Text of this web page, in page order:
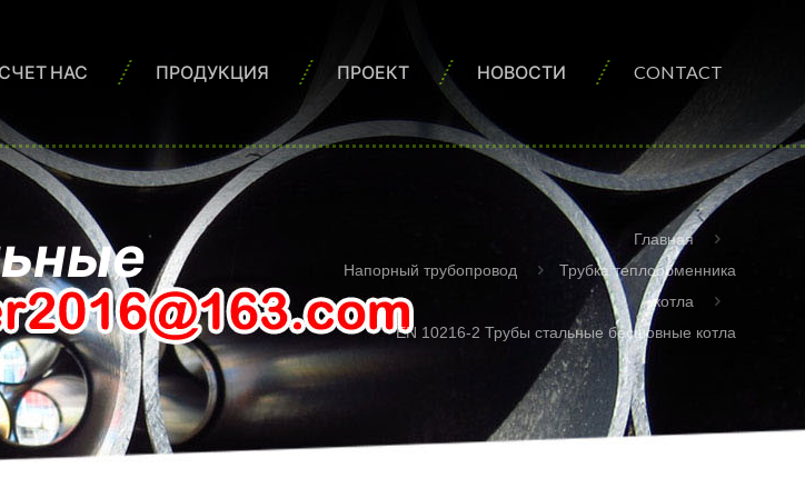
НАС ПРОДУКЦИЯ ПРОЕКТ НОВОСТИ CONTACT
Главная
Напорный трубопровод
Трубка теплообменника
котла
EN 10216-2 Трубы стальные бесшовные котла